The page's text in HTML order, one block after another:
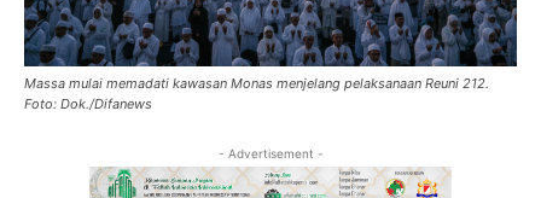
Massa mulai memadati kawasan Monas menjelang pelaksanaan Reuni 212.
Foto: Dok./Difanews
- Advertisement -